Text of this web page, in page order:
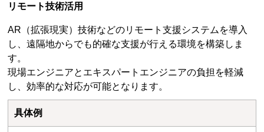
リモート技術活用
AR（拡張現実）技術などのリモート支援システムを導入
し、遠隔地からでも的確な支援が行える環境を構築しま
す。
現場エンジニアとエキスパートエンジニアの負担を軽減
し、効率的な対応が可能となります。
具体例